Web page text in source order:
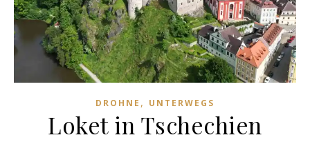
DROHNE , UNTERWEGS
Loket in Tschechien